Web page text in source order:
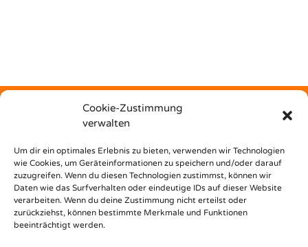
Cookie-Zustimmung
verwalten
Um dir ein optimales Erlebnis zu bieten, verwenden wir Technologien
wie Cookies, um Geräteinformationen zu speichern und/oder darauf
zuzugreifen. Wenn du diesen Technologien zustimmst, können wir
Daten wie das Surfverhalten oder eindeutige IDs auf dieser Website
verarbeiten. Wenn du deine Zustimmung nicht erteilst oder
zurückziehst, können bestimmte Merkmale und Funktionen
beeinträchtigt werden.
unterstützt dich Nest Bildungsbar bei deinem Weg in den
Beruf!